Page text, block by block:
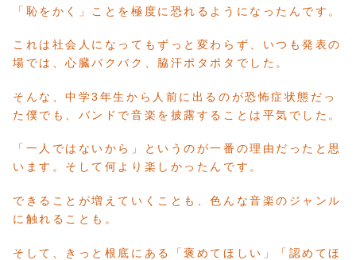
「恥をかく」ことを極度に恐れるようになったんです。
これは社会人になってもずっと変わらず、いつも発表の
場では、心臓バクバク、脇汗ポタポタでした。
そんな、中学3年生から人前に出るのが恐怖症状態だっ
た僕でも、バンドで音楽を披露することは平気でした。
「一人ではないから」というのが一番の理由だったと思
います。そして何より楽しかったんです。
できることが増えていくことも、色んな音楽のジャンル
に触れることも。
そして、きっと根底にある「褒めてほしい」「認めてほ